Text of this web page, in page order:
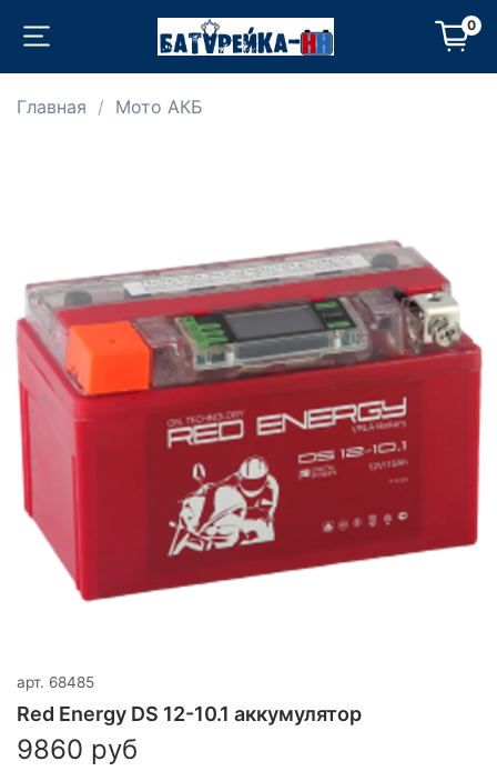
0
Главная Мото АКБ
арт. 68485
Red Energy DS 12-10.1 аккумулятор
9860 руб